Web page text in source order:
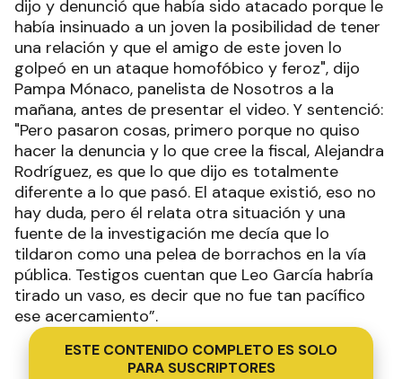
dijo y denunció que había sido atacado porque le
había insinuado a un joven la posibilidad de tener
una relación y que el amigo de este joven lo
golpeó en un ataque homofóbico y feroz", dijo
Pampa Mónaco, panelista de Nosotros a la
mañana, antes de presentar el video. Y sentenció:
"Pero pasaron cosas, primero porque no quiso
hacer la denuncia y lo que cree la fiscal, Alejandra
Rodríguez, es que lo que dijo es totalmente
diferente a lo que pasó. El ataque existió, eso no
hay duda, pero él relata otra situación y una
fuente de la investigación me decía que lo
tildaron como una pelea de borrachos en la vía
pública. Testigos cuentan que Leo García habría
tirado un vaso, es decir que no fue tan pacífico
ese acercamiento”.
ESTE CONTENIDO COMPLETO ES SOLO
PARA SUSCRIPTORES